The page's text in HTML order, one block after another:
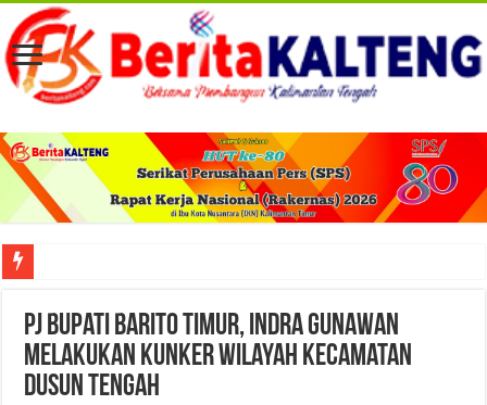
Pj Bupati Barito Timur, Indra Gunawan
Melakukan Kunker Wilayah Kecamatan
Dusun Tengah